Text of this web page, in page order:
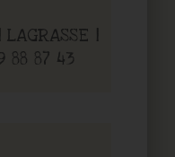
|
88 87 43